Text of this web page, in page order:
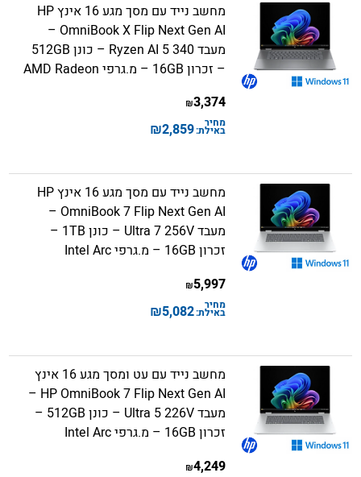
מחשב נייד עם מסך מגע 16 אינץ HP
OmniBook X Flip Next Gen AI –
מעבד Ryzen AI 5 340 – כונן 512GB
– זכרון 16GB – מ.גרפי AMD Radeon
3,374
₪
מחיר
באילת:2,859
₪
מחשב נייד עם מסך מגע 16 אינץ HP
OmniBook 7 Flip Next Gen AI –
מעבד Ultra 7 256V – כונן 1TB –
זכרון 16GB – מ.גרפי Intel Arc
5,997
₪
מחיר
באילת:5,082
₪
מחשב נייד עם עט ומסך מגע 16 אינץ
HP OmniBook 7 Flip Next Gen AI –
מעבד Ultra 5 226V – כונן 512GB –
זכרון 16GB – מ.גרפי Intel Arc
4,249
₪